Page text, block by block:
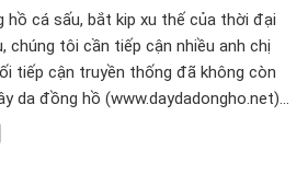
hồ cá sấu, bắt kip xu thế của thời đại
chúng tôi cần tiếp cận nhiều anh chị
tiếp cận truyền thống đã không còn
da đồng hồ (www.daydadongho.net)…